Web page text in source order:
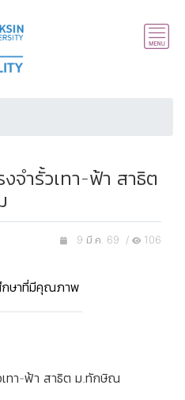
จำรั้วเทา-ฟ้า สาธิต
9 มี.ค. 69 / 106
กษาที่มีคุณภาพ
เทา-ฟ้า สาธิต ม.ทักษิณ